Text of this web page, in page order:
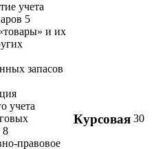
учета
5
и их
запасов
учета
8
правовое
Курсовая 30